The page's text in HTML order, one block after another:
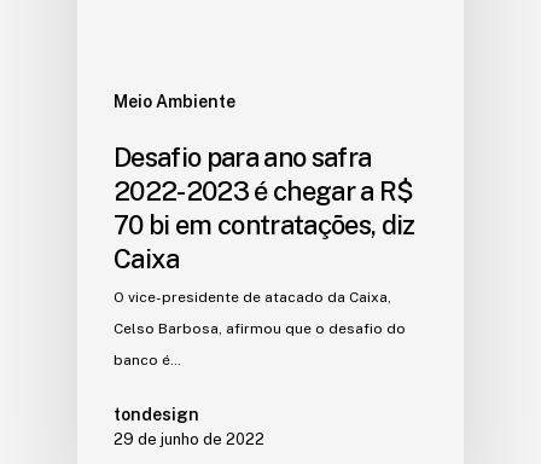
Meio Ambiente
Desafio para ano safra
2022-2023 é chegar a R$
70 bi em contratações, diz
Caixa
O vice-presidente de atacado da Caixa,
Celso Barbosa, afirmou que o desafio do
banco é…
tondesign
29 de junho de 2022